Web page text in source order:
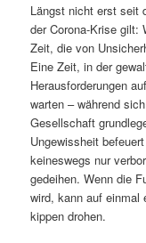
n
h
a
l
t
s
n
I
n
h
a
l
Längst nicht erst seit
der Corona-Krise gilt:
Zeit, die von
Eine Zeit, in der
Herausforderungen
warten – während
Gesellschaft
Ungewissheit
keineswegs nur
gedeihen. Wenn die
wird, kann auf einmal
kippen drohen.